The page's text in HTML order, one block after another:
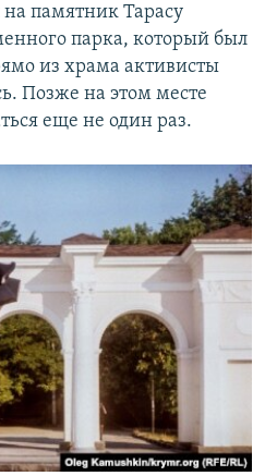
памятник Тарасу
парка, который был
из храма активисты
Позже на этом месте
еще не один раз.